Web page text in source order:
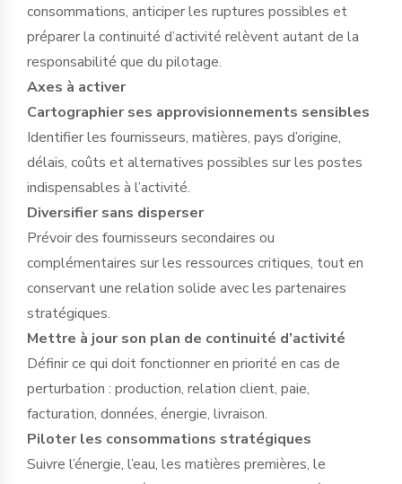
consommations, anticiper les ruptures possibles et
préparer la continuité d’activité relèvent autant de la
responsabilité que du pilotage.
Axes à activer
Cartographier ses approvisionnements sensibles
Identifier les fournisseurs, matières, pays d’origine,
délais, coûts et alternatives possibles sur les postes
indispensables à l’activité.
Diversifier sans disperser
Prévoir des fournisseurs secondaires ou
complémentaires sur les ressources critiques, tout en
conservant une relation solide avec les partenaires
stratégiques.
Mettre à jour son plan de continuité d’activité
Définir ce qui doit fonctionner en priorité en cas de
perturbation : production, relation client, paie,
facturation, données, énergie, livraison.
Piloter les consommations stratégiques
Suivre l’énergie, l’eau, les matières premières, le